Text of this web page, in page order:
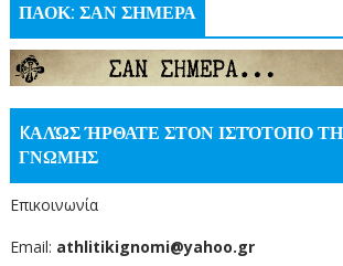
ΠΑΟΚ: ΣΑΝ ΣΗΜΕΡΑ
KΑΛΏΣ ΉΡΘΑΤΕ ΣΤΟΝ ΙΣΤΌΤΟΠΟ
ΓΝΩΜΗΣ
Επικοινωνία
Email: athlitikignomi@yahoo.gr